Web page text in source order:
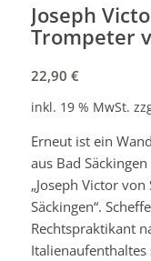
Joseph
Trompeter
22,90 €
inkl. 19 % MwSt.
Erneut ist ein
aus Bad
„Joseph Victor
Säckingen“.
Rechtspraktikant
Italienaufenthaltes